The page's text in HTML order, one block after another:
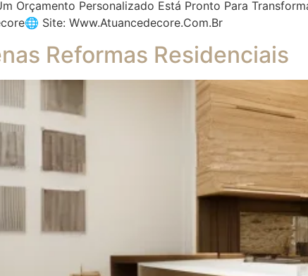
Orçamento Personalizado Está Pronto Para
Site: Www.atuancedecore.com.br
Reformas Residenciais